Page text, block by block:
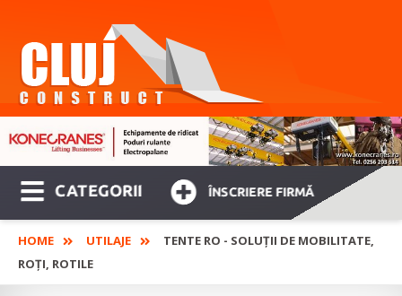
CATEGORII ÎNSCRIERE FIRMĂ
HOME UTILAJE
TENTE RO - SOLUȚII DE MOBILITATE,
ROȚI, ROTILE